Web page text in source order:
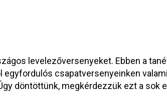
levelezőversenyeket. Ebben a
csapatversenyeinken
döntöttünk, megkérdezzük ezt a sok